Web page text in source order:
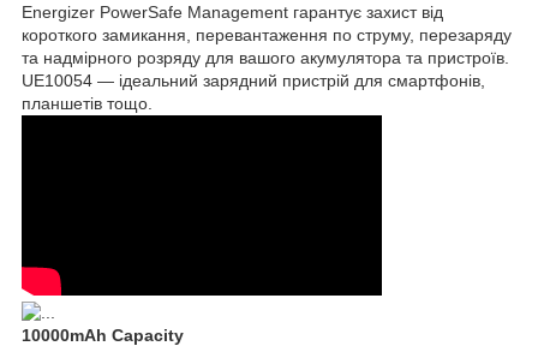
Energizer PowerSafe Management гарантує захист від
короткого замикання, перевантаження по струму, перезаряду
та надмірного розряду для вашого акумулятора та пристроїв.
UE10054 — ідеальний зарядний пристрій для смартфонів,
планшетів тощо.
10000mAh Capacity